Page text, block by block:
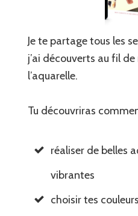
Je te partage tous les
j’ai découverts au fil
l’aquarelle.
Tu découvriras
réaliser de belles
vibrantes
choisir tes